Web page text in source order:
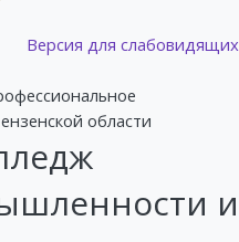
Версия для слабовидящих
области
и